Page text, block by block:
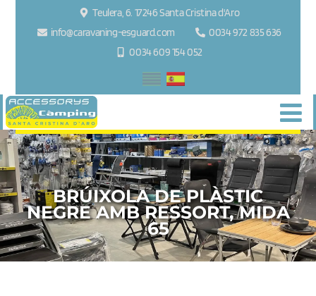
Teulera, 6. 17246 Santa Cristina d'Aro
info@caravaning-esguard.com
0034 972 835 636
0034 609 154 052
BRÚIXOLA DE PLÀSTIC
NEGRE AMB RESSORT, MIDA
65